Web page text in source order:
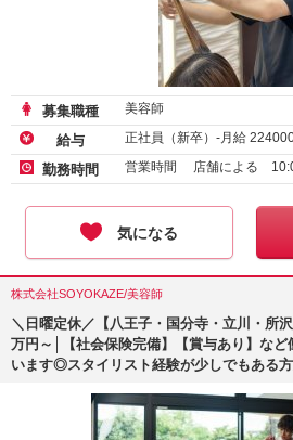
募集職種 美容師
給与 正社員（新卒）-月給
勤務時間 営業時間 店舗による
気になる
株式会社SOYOKAZE/美容師
＼日曜定休／【八王子・国分寺・立川・所
万円～│【社会保険完備】【賞与あり】な
います◎スタイリスト経験が少しでもある